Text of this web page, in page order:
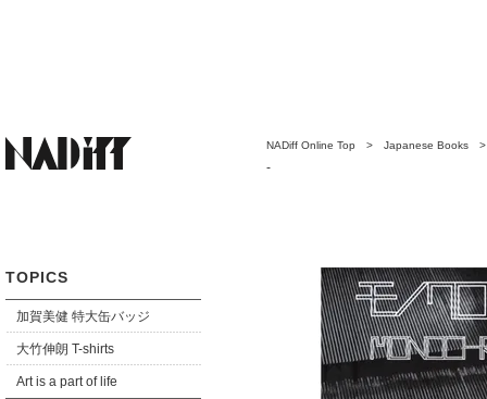
TOPICS
加賀美健 特大缶バッジ
大竹伸朗 T-shirts
Art is a part of life
NADiff Online Top > Japanese Books
-